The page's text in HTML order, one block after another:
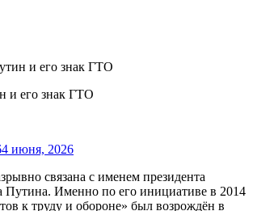
и его знак ГТО
4 июня, 2026
связана с именем президента
Путина. Именно по его инициативе в 2014
к труду и обороне» был возрождён в